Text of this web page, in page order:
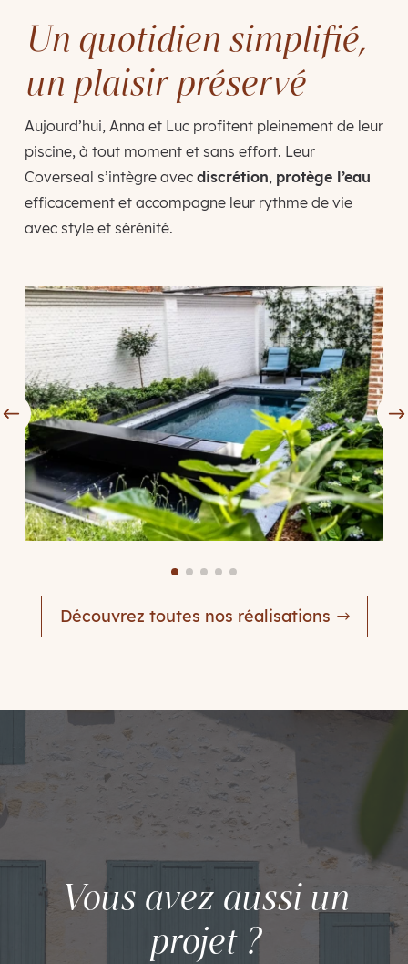
Un quotidien simplifié,
un plaisir préservé
Aujourd’hui, Anna et Luc profitent pleinement de leur
piscine, à tout moment et sans effort. Leur
Coverseal s’intègre avec discrétion, protège l’eau
efficacement et accompagne leur rythme de vie
avec style et sérénité.
Découvrez toutes nos réalisations
Vous avez aussi un
projet ?